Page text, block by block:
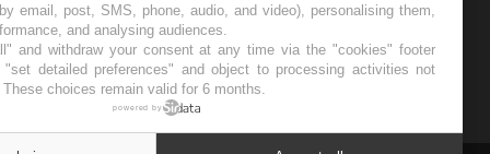
email, post, SMS, phone, audio, and video), personalising them,
and analysing audiences.
and withdraw your consent at any time via the "cookies" footer
detailed preferences" and object to processing activities not
choices remain valid for 6 months.
powered by